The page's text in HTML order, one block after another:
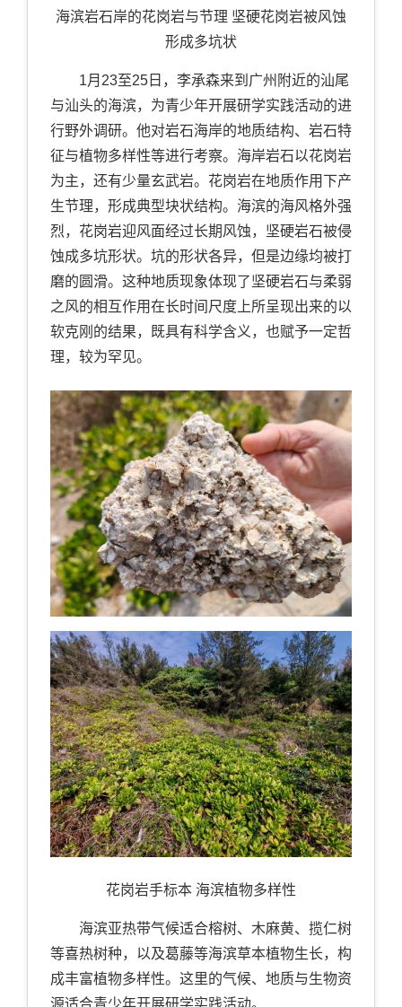
海滨岩石岸的花岗岩与节理 坚硬花岗岩被风蚀
形成多坑状
1月23至25日，李承森来到广州附近的汕尾
与汕头的海滨，为青少年开展研学实践活动的进
行野外调研。他对岩石海岸的地质结构、岩石特
征与植物多样性等进行考察。海岸岩石以花岗岩
为主，还有少量玄武岩。花岗岩在地质作用下产
生节理，形成典型块状结构。海滨的海风格外强
烈，花岗岩迎风面经过长期风蚀，坚硬岩石被侵
蚀成多坑形状。坑的形状各异，但是边缘均被打
磨的圆滑。这种地质现象体现了坚硬岩石与柔弱
之风的相互作用在长时间尺度上所呈现出来的以
软克刚的结果，既具有科学含义，也赋予一定哲
理，较为罕见。
花岗岩手标本 海滨植物多样性
海滨亚热带气候适合榕树、木麻黄、揽仁树
等喜热树种，以及葛藤等海滨草本植物生长，构
成丰富植物多样性。这里的气候、地质与生物资